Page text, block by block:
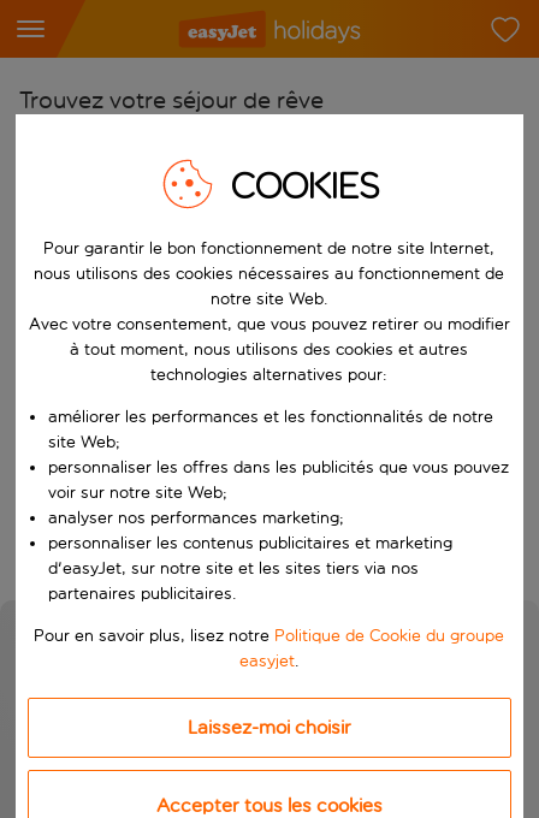
Trouvez votre séjour de rêve
Choisissez votre aéroport
Commencez à taper pour la saisie automatique. Lorsque les
Choisissez votre destination
Vers
Choisissez vos dates
Quand
Rechercher
COOKIES
Pour garantir le bon fonctionnement de notre site Internet,
nous utilisons des cookies nécessaires au fonctionnement de
notre site Web.
Avec votre consentement, que vous pouvez retirer ou modifier
à tout moment, nous utilisons des cookies et autres
technologies alternatives pour:
améliorer les performances et les fonctionnalités de notre
site Web;
personnaliser les offres dans les publicités que vous pouvez
voir sur notre site Web;
analyser nos performances marketing;
personnaliser les contenus publicitaires et marketing
d'easyJet, sur notre site et les sites tiers via nos
partenaires publicitaires.
Pour en savoir plus, lisez notre Politique de Cookie du groupe
easyjet.
Laissez-moi choisir
Accepter tous les cookies